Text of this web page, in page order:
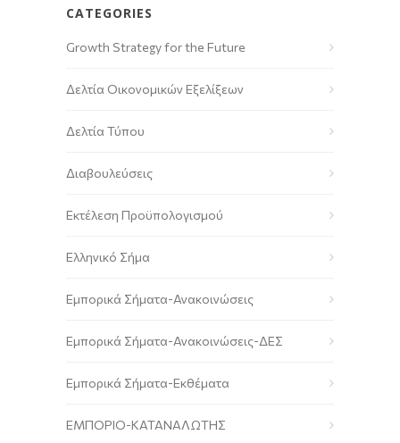
CATEGORIES
Growth Strategy for the Future
Δελτία Οικονομικών Εξελίξεων
Δελτία Τύπου
Διαβουλεύσεις
Εκτέλεση Προϋπολογισμού
Ελληνικό Σήμα
Εμπορικά Σήματα-Ανακοινώσεις
Εμπορικά Σήματα-Ανακοινώσεις-ΔΕΣ
Εμπορικά Σήματα-Εκθέματα
ΕΜΠΟΡΙΟ-ΚΑΤΑΝΑΛΩΤΗΣ